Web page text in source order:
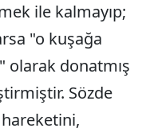
ile kalmayıp;
"o kuşağa
olarak donatmış
Sözde